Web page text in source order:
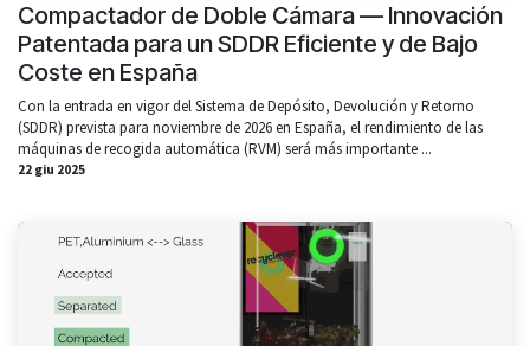
Compactador de Doble Cámara — Innovación
Patentada para un SDDR Eficiente y de Bajo
Coste en España
Con la entrada en vigor del Sistema de Depósito, Devolución y Retorno
(SDDR) prevista para noviembre de 2026 en España, el rendimiento de las
máquinas de recogida automática (RVM) será más importante ...
22 giu 2025